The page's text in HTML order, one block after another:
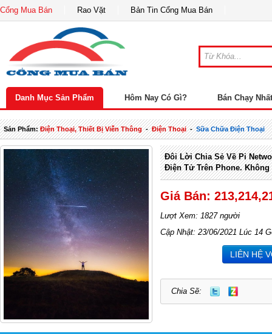
Cổng Mua Bán Rao Vặt Bản Tin Cổng Mua Bán
Danh Mục Sản Phẩm Hôm Nay Có Gì? Bán Chạy Nhất
Sản Phẩm:Điện Thoại, Thiết Bị Viễn Thông-Điện Thoại-Sữa Chữa Điện Thoại
Đôi Lời Chia Sẻ Về Pi
Điện Tử Trên Phone. Không
Giá Bán:
Lượt Xem: 1827 người
Cập Nhật: 23/06/2021 Lúc 14
LIÊN HỆ
Chia Sẽ: